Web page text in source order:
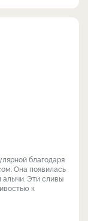
благодаря
Она появилась
алычи. Эти сливы
к